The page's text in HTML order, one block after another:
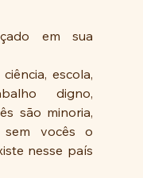
em sua
escola,
digno,
são minoria,
sem vocês o
nesse país